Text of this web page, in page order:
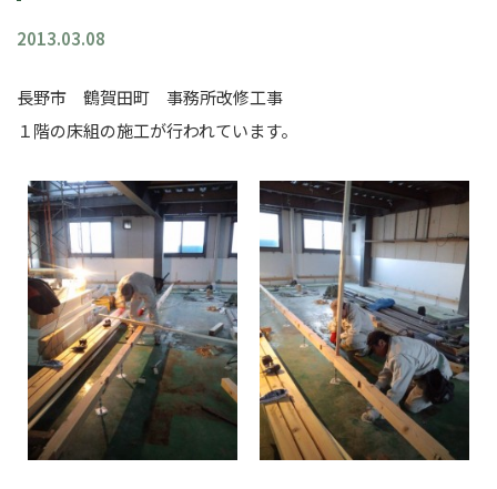
2013.03.08
長野市 鶴賀田町 事務所改修工事
１階の床組の施工が行われています。